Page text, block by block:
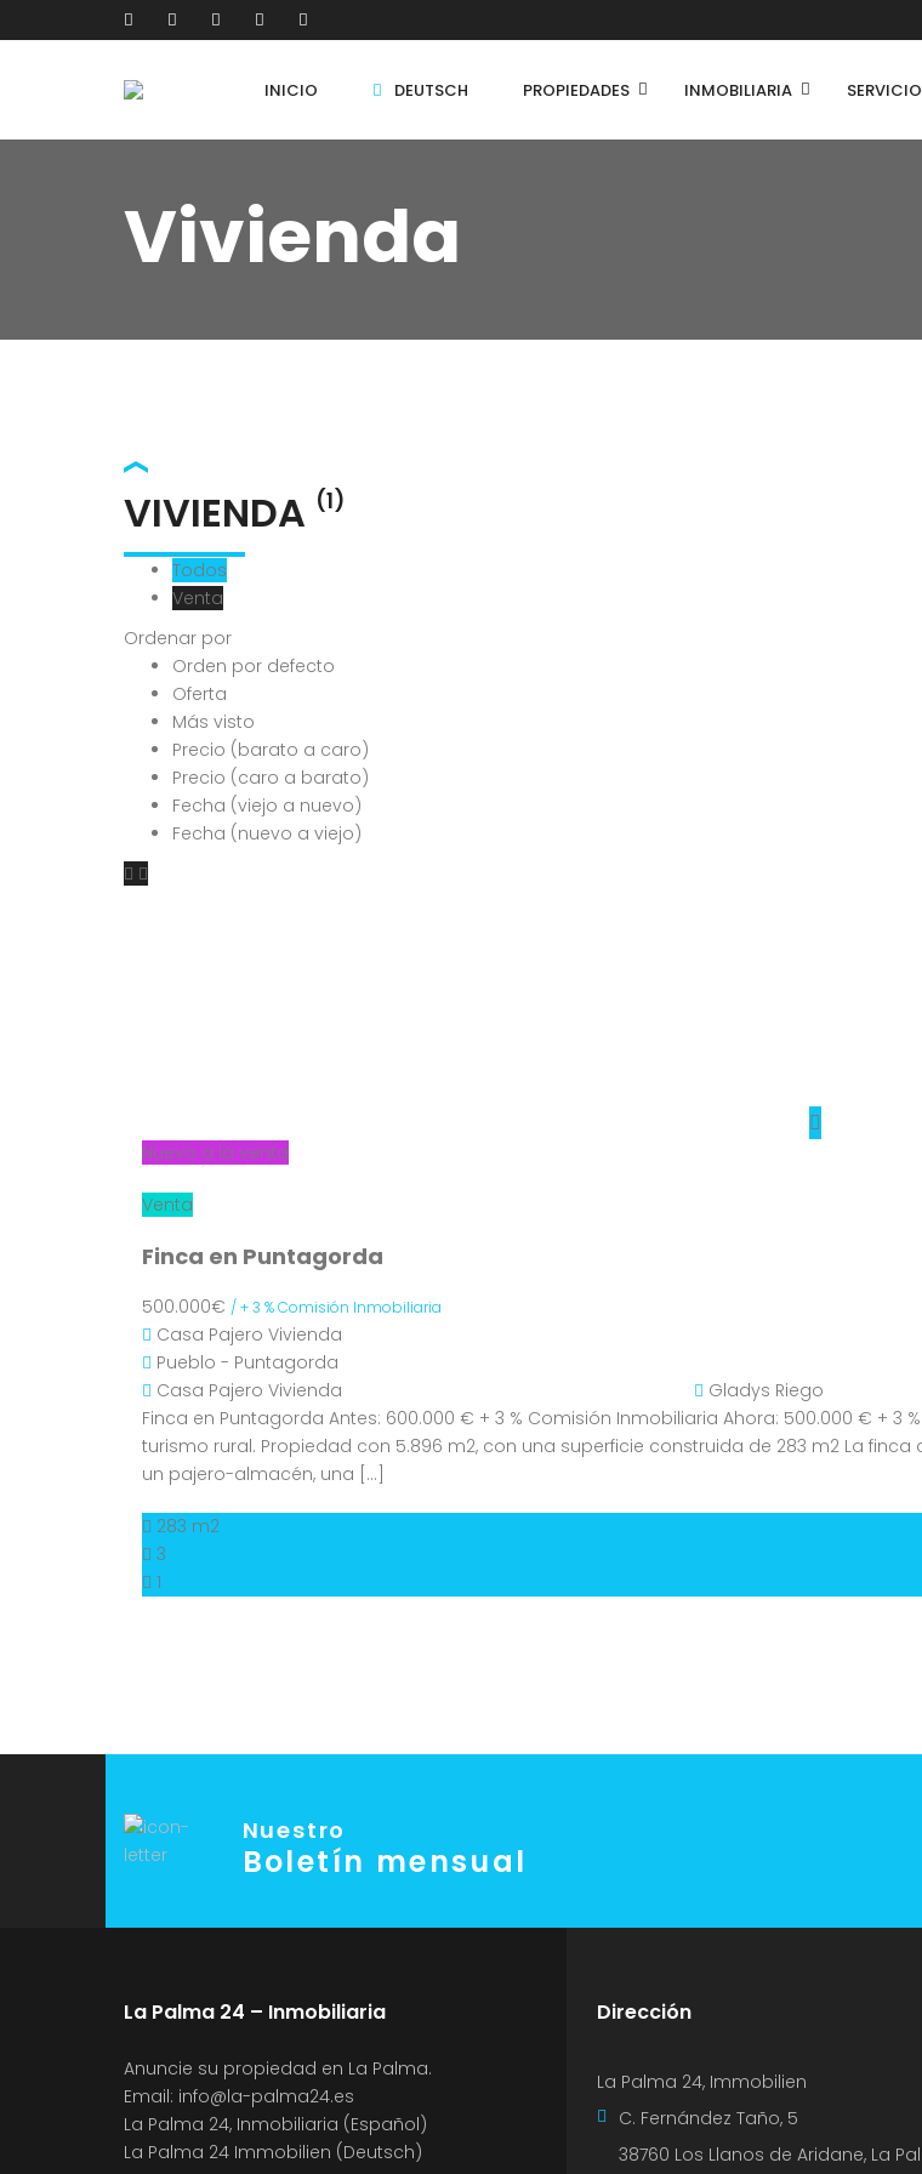
INICIO DEUTSCH PROPIEDADES INMOBILIARIA
Vivienda
VIVIENDA (1)
Todos
Venta
Ordenar por
Orden por defecto
Oferta
Más visto
Precio (barato a caro)
Precio (caro a barato)
Fecha (viejo a nuevo)
Fecha (nuevo a viejo)
Nuevo a la venta
Venta
Finca en Puntagorda
500.000€ / + 3 % Comisión Inmobiliaria
Casa Pajero Vivienda
Pueblo - Puntagorda
Casa Pajero Vivienda Gladys Riego
Finca en Puntagorda Antes: 600.000 € + 3 % Comisión Inmobiliaria Ahora: 500.000 € +
turismo rural. Propiedad con 5.896 m2, con una superficie construida de 283 m2 La
un pajero-almacén, una […]
283 m2
3
1
Nuestro
Boletín mensual
La Palma 24 – Inmobiliaria
Anuncie su propiedad en La Palma.
Email: info@la-palma24.es
La Palma 24, Inmobiliaria (Español)
La Palma 24 Immobilien (Deutsch)
Dirección
La Palma 24, Immobilien
C. Fernández Taño, 5
38760 Los Llanos de Aridane, La